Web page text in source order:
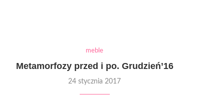
meble
Metamorfozy przed i po. Grudzień’16
24 stycznia 2017